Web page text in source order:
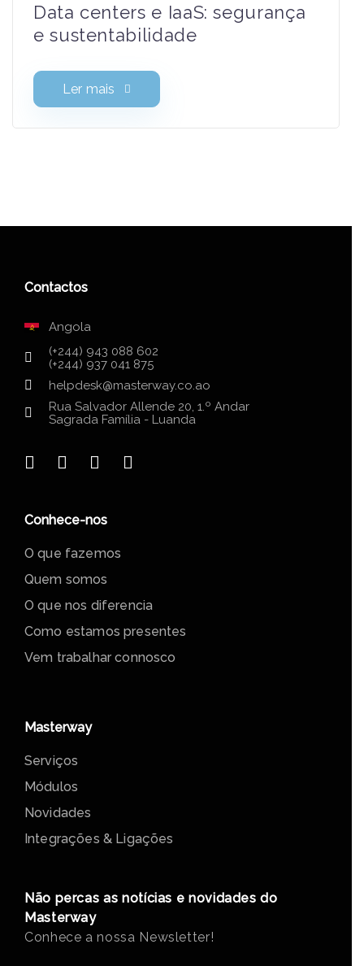
Data centers e IaaS: segurança
e sustentabilidade
Ler mais
Contactos
Angola
(+244) 943 088 602
(+244) 937 041 875
helpdesk@masterway.co.ao
Rua Salvador Allende 20, 1.º Andar
Sagrada Família - Luanda
Conhece-nos
O que fazemos
Quem somos
O que nos diferencia
Como estamos presentes
Vem trabalhar connosco
Masterway
Serviços
Módulos
Novidades
Integrações & Ligações
Não percas as notícias e novidades do
Masterway
Conhece a nossa Newsletter!